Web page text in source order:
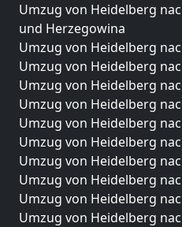
Umzug von Heidelberg
und Herzegowina
Umzug von Heidelberg
Umzug von Heidelberg
Umzug von Heidelberg
Umzug von Heidelberg
Umzug von Heidelberg
Umzug von Heidelberg
Umzug von Heidelberg
Umzug von Heidelberg
Umzug von Heidelberg
Umzug von Heidelberg